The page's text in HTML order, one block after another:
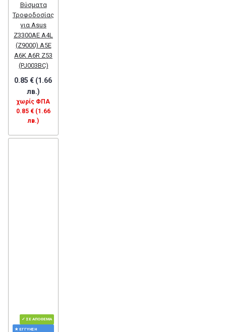
Βύσματα
Τροφοδοσίας
για Asus
Z3300AE A4L
(Z9000) A5E
A6K A6R Z53
(PJ003BC)
0.85 € (1.66
лв.)
χωρίς ΦΠΑ
0.85 € (1.66
лв.)
✓ ΣΕ ΑΠΌΘΕΜΑ
★ ΕΓΓΎΗΣΗ